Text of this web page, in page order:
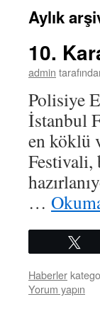
Aylık
10.
admin
Polisiye
İstanbul
en köklü
Festivali,
…
Haberler
Yorum yapın